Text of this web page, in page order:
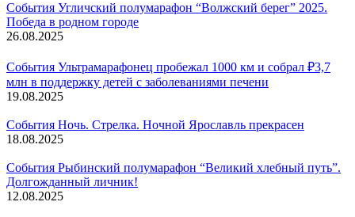
События Угличский полумарафон “Волжский берег” 2025.
Победа в родном городе
26.08.2025
События Ультрамарафонец пробежал 1000 км и собрал ₽3,7
млн в поддержку детей с заболеваниями печени
19.08.2025
События Ночь. Стрелка. Ночной Ярославль прекрасен
18.08.2025
События Рыбинский полумарафон “Великий хлебный путь”.
Долгожданный личник!
12.08.2025